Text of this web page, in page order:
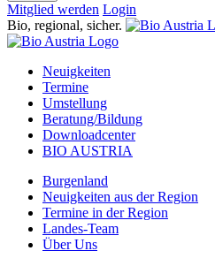
Mitglied werden Login
Bio, regional, sicher.
Neuigkeiten
Termine
Umstellung
Beratung/Bildung
Downloadcenter
BIO AUSTRIA
Burgenland
Neuigkeiten aus der Region
Termine in der Region
Landes-Team
Über Uns